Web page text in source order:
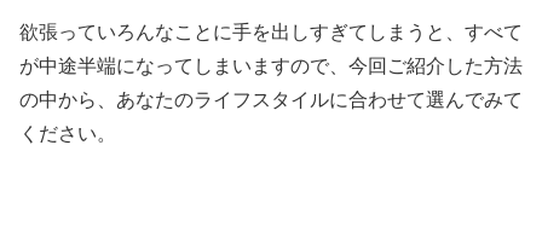
欲張っていろんなことに手を出しすぎてしまうと、すべて
が中途半端になってしまいますので、今回ご紹介した方法
の中から、あなたのライフスタイルに合わせて選んでみて
ください。